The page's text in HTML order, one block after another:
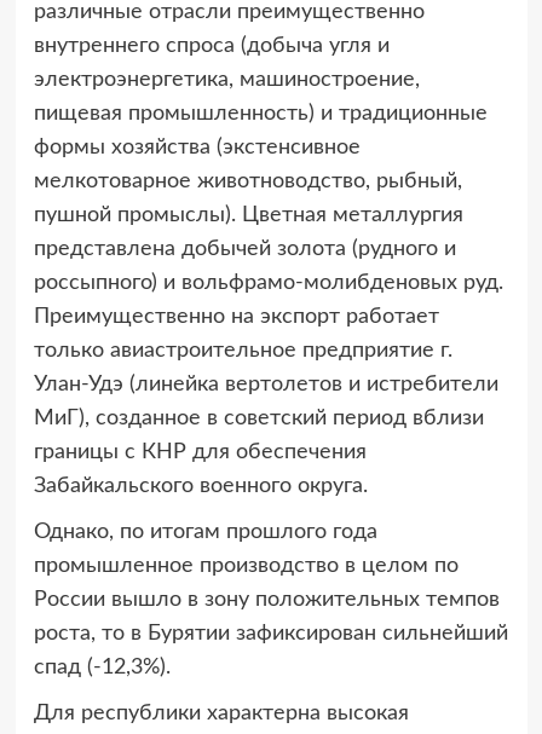
различные отрасли преимущественно
внутреннего спроса (добыча угля и
электроэнергетика, машиностроение,
пищевая промышленность) и традиционные
формы хозяйства (экстенсивное
мелкотоварное животноводство, рыбный,
пушной промыслы). Цветная металлургия
представлена добычей золота (рудного и
россыпного) и вольфрамо-молибденовых руд.
Преимущественно на экспорт работает
только авиастроительное предприятие г.
Улан-Удэ (линейка вертолетов и истребители
МиГ), созданное в советский период вблизи
границы с КНР для обеспечения
Забайкальского военного округа.
Однако, по итогам прошлого года
промышленное производство в целом по
России вышло в зону положительных темпов
роста, то в Бурятии зафиксирован сильнейший
спад (-12,3%).
Для республики характерна высокая